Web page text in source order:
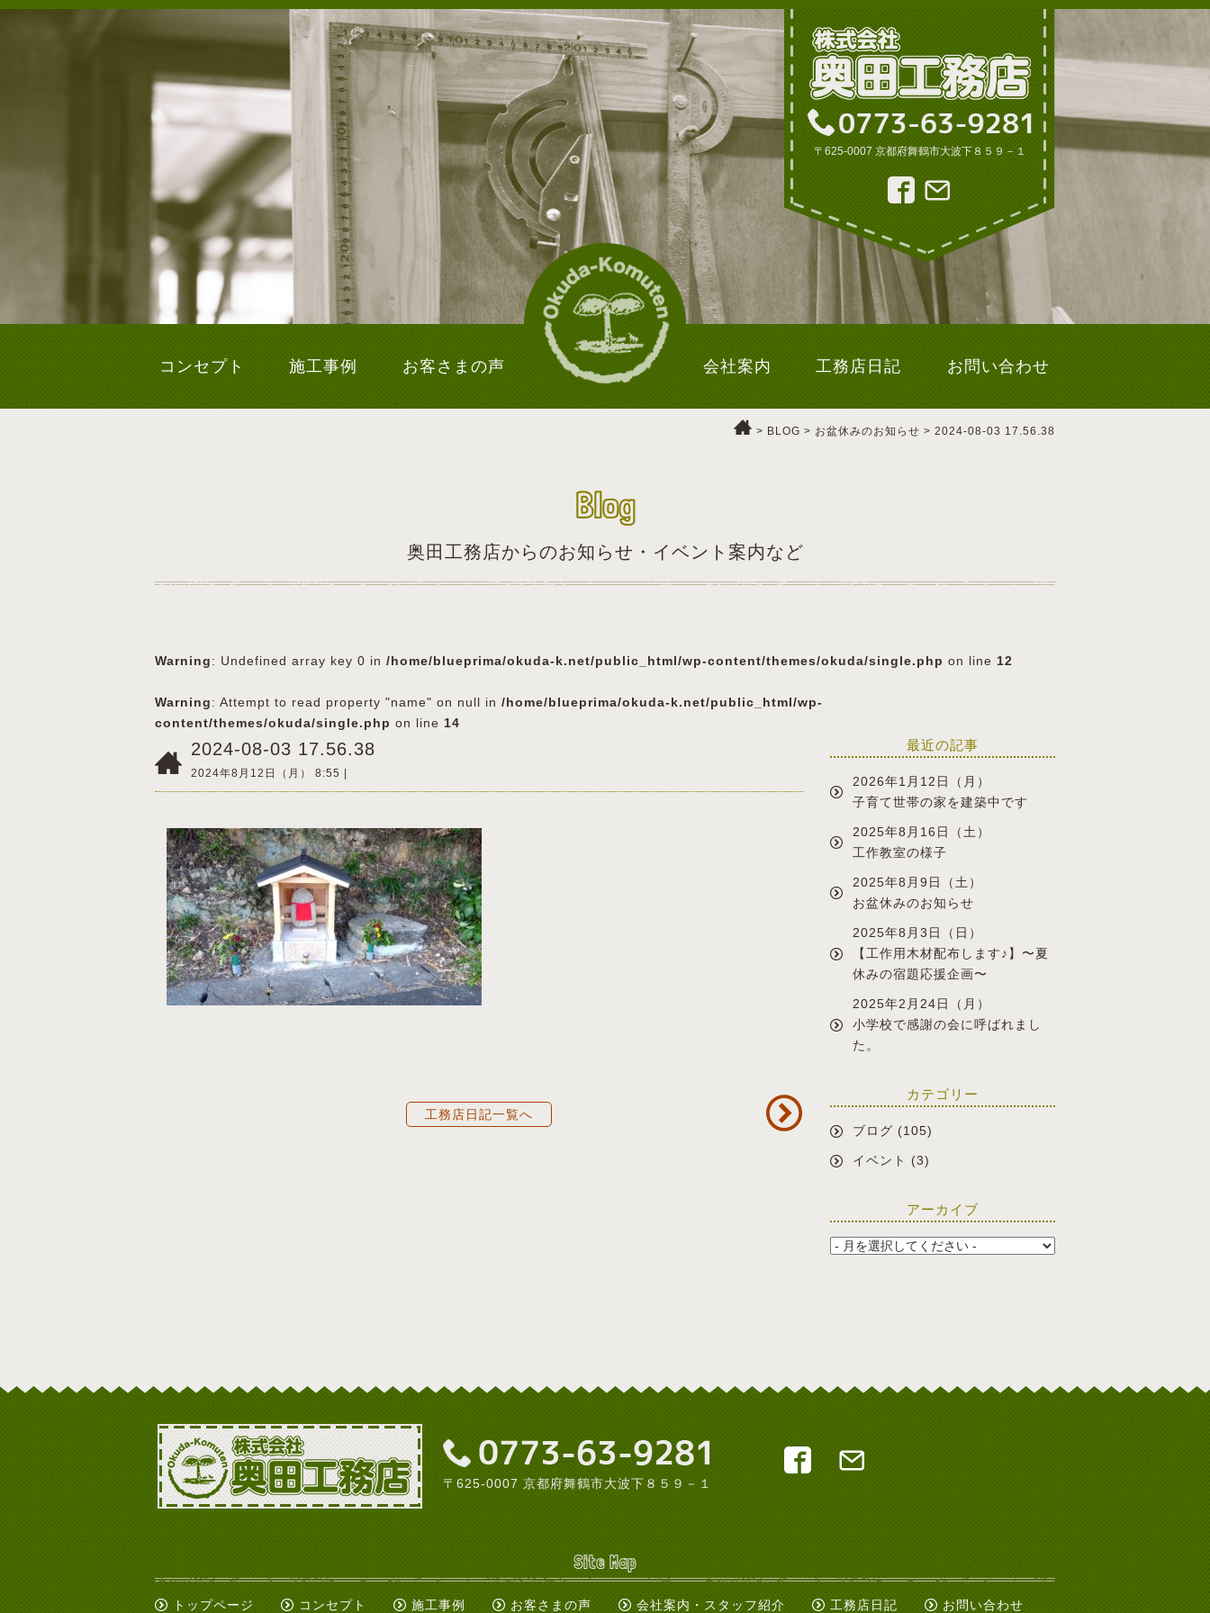
〒625-0007 京都府舞鶴市大波下８５９－１
コンセプト 施工事例 お客さまの声 会社案内 工務店日記 お問い合わせ
> BLOG > お盆休みのお知らせ > 2024-08-03 17.56.38
Blog
奥田工務店からのお知らせ・イベント案内など
Warning: Undefined array key 0 in /home/blueprima/okuda-k.net/public_html/wp-content/themes/okuda/single.php on line 12
Warning: Attempt to read property "name" on null in /home/blueprima/okuda-k.net/public_html/wp-
content/themes/okuda/single.php on line 14
2024-08-03 17.56.38
2024年8月12日（月） 8:55 |
工務店日記一覧へ
最近の記事
2026年1月12日（月）
子育て世帯の家を建築中です
2025年8月16日（土）
工作教室の様子
2025年8月9日（土）
お盆休みのお知らせ
2025年8月3日（日）
【工作用木材配布します♪】〜夏
休みの宿題応援企画〜
2025年2月24日（月）
小学校で感謝の会に呼ばれまし
た。
カテゴリー
ブログ (105)
イベント (3)
アーカイブ
〒625-0007 京都府舞鶴市大波下８５９－１
Site Map
トップページ コンセプト 施工事例 お客さまの声 会社案内・スタッフ紹介 工務店日記 お問い合わせ